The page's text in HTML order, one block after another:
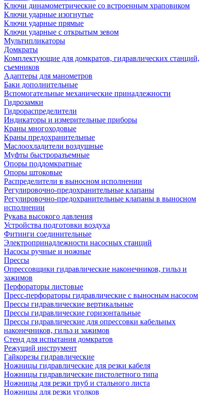
Ключи динамометрические со встроенным храповиком
Ключи ударные изогнутые
Ключи ударные прямые
Ключи ударные с открытым зевом
Мультипликаторы
Домкраты
Комплектующие для домкратов, гидравлических станций,
съемников
Адаптеры для манометров
Баки дополнительные
Вспомогательные механические принадлежности
Гидрозамки
Гидрораспределители
Индикаторы и измерительные приборы
Краны многоходовые
Краны предохранительные
Маслоохладители воздушные
Муфты быстроразъемные
Опоры поддомкратные
Опоры штоковые
Распределители в выносном исполнении
Регулировочно-предохранительные клапаны
Регулировочно-предохранительные клапаны в выносном
исполнении
Рукава высокого давления
Устройства подготовки воздуха
Фитинги соединительные
Электропринадлежности насосных станций
Насосы ручные и ножные
Прессы
Опрессовщики гидравлические наконечников, гильз и
зажимов
Перфораторы листовые
Пресс-перфораторы гидравлические с выносным насосом
Прессы гидравлические вертикальные
Прессы гидравлические горизонтальные
Прессы гидравлические для опрессовки кабельных
наконечников, гильз и зажимов
Стенд для испытания домкратов
Режущий инструмент
Гайкорезы гидравлические
Ножницы гидравлические для резки кабеля
Ножницы гидравлические пистолетного типа
Ножницы для резки труб и стального листа
Ножницы для резки уголков